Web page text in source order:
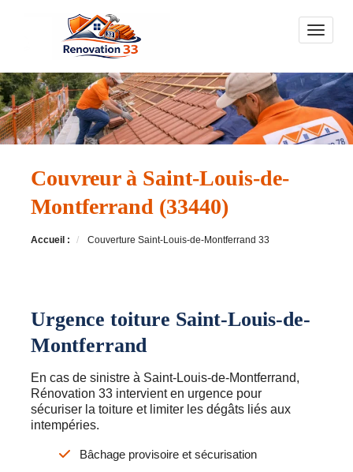
Toggle
Couvreur à Saint-Louis-de-
Montferrand (33440)
Accueil : Couverture Saint-Louis-de-Montferrand 33
Urgence toiture Saint-Louis-de-
Montferrand
En cas de sinistre à Saint-Louis-de-Montferrand,
Rénovation 33 intervient en urgence pour
sécuriser la toiture et limiter les dégâts liés aux
intempéries.
Bâchage provisoire et sécurisation